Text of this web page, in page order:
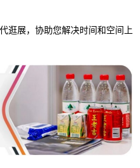
逛展，协助您解决时间和空间上